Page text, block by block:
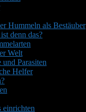
Hummeln als Bestäuber
denn das?
Welt
Parasiten
Helfer
einrichten